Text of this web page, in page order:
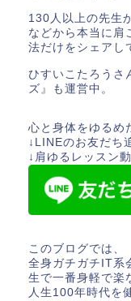
130人以上の先生
などから本当に肩
法だけをシェアし
ひすいこたろうさ
ズ』も運営中。
心と身体をゆるめ
↓LINEのお友だち
↓肩ゆるレッスン
このブログでは、
全身ガチガチIT系
生で一番身軽で楽
人生100年時代を